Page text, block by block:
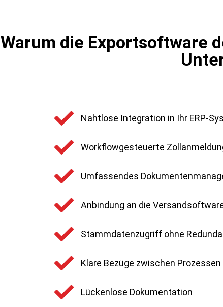
Warum die Exportsoftware
Nahtlose Integration in Ihr ERP-
Workflowgesteuerte
Umfassendes
Anbindung an die
Stammdatenzugriff ohne
Klare Bezüge zwischen Prozessen
Lückenlose Dokumentation